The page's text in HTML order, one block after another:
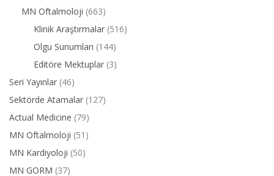
MN Oftalmoloji (663)
Klinik Araştırmalar (516)
Olgu Sunumları (144)
Editöre Mektuplar (3)
Seri Yayınlar (46)
Sektörde Atamalar (127)
Actual Medicine (79)
MN Oftalmoloji (51)
MN Kardiyoloji (50)
MN GORM (37)